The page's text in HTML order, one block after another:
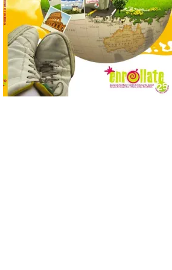
que permite conocer la
posición exacta del Sol y
así localizar el lugar ideal
para observar el eclipse
solar del 12 de agosto de 2026 sin
obstáculos. El visor es una herramienta a
la […]
Paradores renueva su